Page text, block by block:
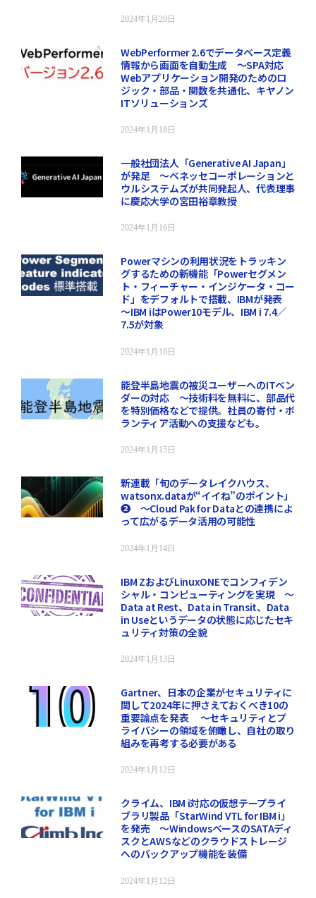
2024年1月20日
WebPerformer 2.6でデータベース定義
情報から画面を自動生成 ～SPA対応
Webアプリケーション開発のためのロ
ジック・部品・関数を共通化、キヤノン
ITソリューションズ
2024年1月18日
一般社団法人「Generative AI Japan」
が発足 ～ベネッセコーポレーションと
ウルシステムズが共同発起人、代表理事
に慶応大学の宮田裕章教授
2024年1月16日
Powerマシンの利用状況をトラッキン
グするための新機能「Powerセグメン
ト・フィーチャー・インジケータ・コー
ド」をデフォルトで搭載、IBMが発表
～IBM iはPower10モデル、IBM i 7.4／
7.5が対象
2024年1月16日
能登半島地震の被災ユーザーへのITベン
ダーの対応 ～技術料を無料に、部品代
を特別価格などで提供。社員の寄付・ボ
ランティア活動への支援なども。
2024年1月15日
新連載「旬のデータレイクハウス、
watsonx.dataが“イイね”のポイント」
❷ ～Cloud Pak for Dataとの連携によ
って広がるデータ活用の可能性
2024年1月14日
IBM ZおよびLinuxONEでコンフィデン
シャル・コンピューティングを実現 ～
Data at Rest、Data in Transit、Data
in Useというデータの状態に応じたセキ
ュリティ対策の全貌
2024年1月13日
Gartner、日本の企業がセキュリティに
関して2024年に押さえておくべき10の
重要論点を発表 ～セキュリティとプ
ライバシーの領域を俯瞰し、自社の取り
組みを再考する必要がある
2024年1月12日
クライム、IBM i対応の仮想テープライ
ブラリ製品「StarWind VTL for IBM i」
を発売 ～WindowsベースのSATAディ
スクとAWSなどのクラウドストレージ
へのバックアップ機能を装備
2024年1月12日